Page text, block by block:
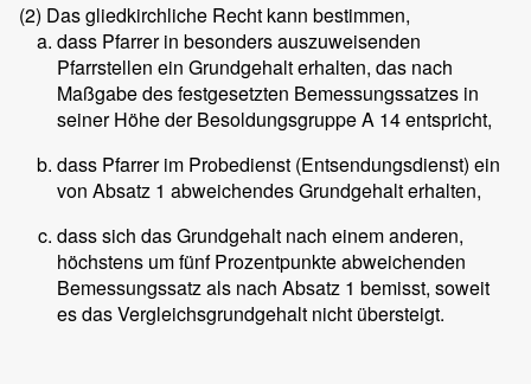
(2) Das gliedkirchliche Recht kann bestimmen,
dass Pfarrer in besonders auszuweisenden
Pfarrstellen ein Grundgehalt erhalten, das nach
Maßgabe des festgesetzten Bemessungssatzes in
seiner Höhe der Besoldungsgruppe A 14 entspricht,
dass Pfarrer im Probedienst (Entsendungsdienst) ein
von Absatz 1 abweichendes Grundgehalt erhalten,
dass sich das Grundgehalt nach einem anderen,
höchstens um fünf Prozentpunkte abweichenden
Bemessungssatz als nach Absatz 1 bemisst, soweit
es das Vergleichsgrundgehalt nicht übersteigt.